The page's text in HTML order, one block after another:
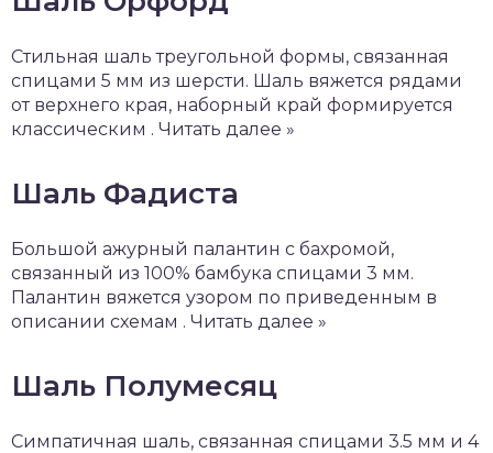
Стильная шаль треугольной формы, связанная
спицами 5 мм из шерсти. Шаль вяжется рядами
от верхнего края, наборный край формируется
классическим . Читать далее »
Шаль Фадиста
Большой ажурный палантин с бахромой,
связанный из 100% бамбука спицами 3 мм.
Палантин вяжется узором по приведенным в
описании схемам . Читать далее »
Шаль Полумесяц
Симпатичная шаль, связанная спицами 3.5 мм и 4